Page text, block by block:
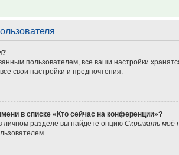
пользователем, все ваши настройки
свои настройки и предпочтения.
в списке «Кто сейчас на конференции»?
личном разделе вы найдёте опцию Скрывать моё